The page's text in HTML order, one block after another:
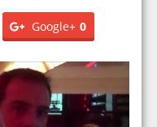
Google+ 0